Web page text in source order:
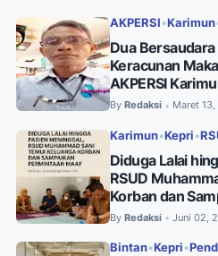
AKPERSI •Karimun
Dua
Keracunan
AKPERSI
By Redaksi • Maret
Karimun•Kepri •
Diduga Lalai
RSUD
Korban dan
By Redaksi • Juni 02,
Bintan•Kepri •